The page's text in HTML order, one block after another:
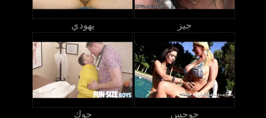
يهودي جيز
جوك جوجس